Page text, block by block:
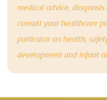
medical advice,
consult your healthcare
particular on health,
development and infant